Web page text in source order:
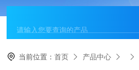
当前位置：首页 产品中心